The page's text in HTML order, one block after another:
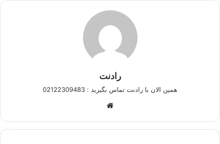
رادنت
همین الان با رادنت تماس بگیرید : 02122309483